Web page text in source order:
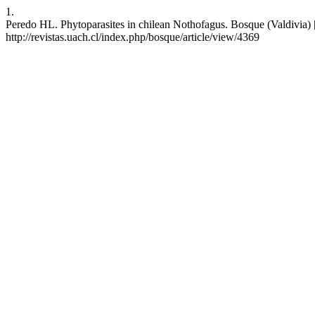
1.
Peredo HL. Phytoparasites in chilean Nothofagus. Bosque
http://revistas.uach.cl/index.php/bosque/article/view/4369